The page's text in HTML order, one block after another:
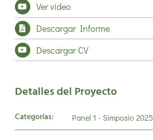
Ver video
Descargar Informe
Descargar CV
Detalles del Proyecto
Categorías: Panel 1 - Simposio 2025